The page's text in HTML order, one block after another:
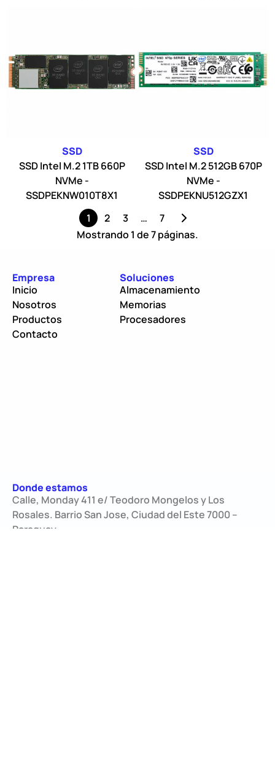
SSD
SSD Intel M.2 1TB 660P
NVMe -
SSDPEKNW010T8X1
SSD
SSD Intel M.2 512GB 670P
NVMe -
SSDPEKNU512GZX1
1
2 3 …
7
Mostrando 1 de 7 páginas.
Empresa
Inicio
Nosotros
Productos
Contacto
Soluciones
Almacenamiento
Memorias
Procesadores
Donde estamos
Calle, Monday 411 e/ Teodoro Mongelos y Los
Rosales. Barrio San Jose, Ciudad del Este 7000 –
Paraguay.